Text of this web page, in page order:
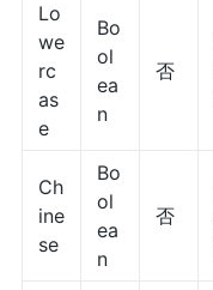
Lo
we
rc
as
e
Bo
ol
ea
n
否
Ch
ine
se
Bo
ol
ea
n
否